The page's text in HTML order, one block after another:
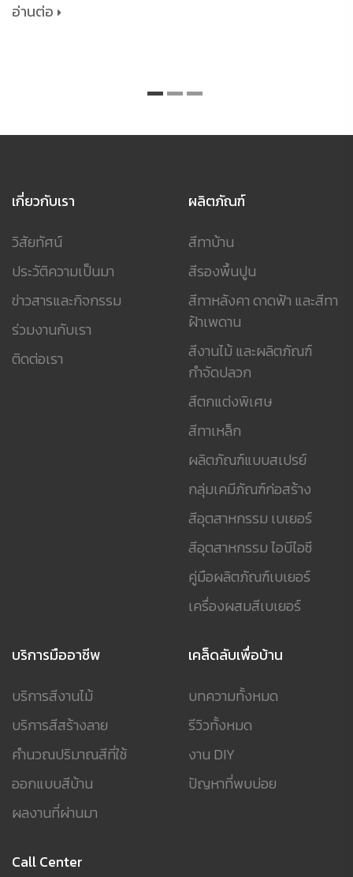
อ่านต่อ
เกี่ยวกับเรา
วิสัยทัศน์
ประวัติความเป็นมา
ข่าวสารและกิจกรรม
ร่วมงานกับเรา
ติดต่อเรา
ผลิตภัณฑ์
สีทาบ้าน
สีรองพื้นปูน
สีทาหลังคา ดาดฟ้า และสีทา
ฝ้าเพดาน
สีงานไม้ และผลิตภัณฑ์
กำจัดปลวก
สีตกแต่งพิเศษ
สีทาเหล็ก
ผลิตภัณฑ์แบบสเปรย์
กลุ่มเคมีภัณฑ์ก่อสร้าง
สีอุตสาหกรรม เบเยอร์
สีอุตสาหกรรม ไอบีไอซี
คู่มือผลิตภัณฑ์เบเยอร์
เครื่องผสมสีเบเยอร์
บริการมืออาชีพ
บริการสีงานไม้
บริการสีสร้างลาย
คำนวณปริมาณสีที่ใช้
ออกแบบสีบ้าน
ผลงานที่ผ่านมา
เคล็ดลับเพื่อบ้าน
บทความทั้งหมด
รีวิวทั้งหมด
งาน DIY
ปัญหาที่พบบ่อย
Call Center